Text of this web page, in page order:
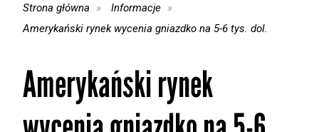
Strona główna
Informacje
Amerykański rynek wycenia gniazdko na 5-6 tys. dol.
Amerykański rynek